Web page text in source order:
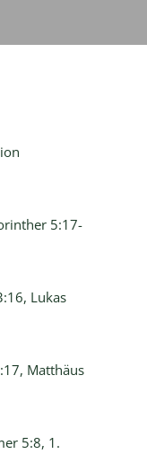
5:17-
Lukas
Matthäus
5:8, 1.